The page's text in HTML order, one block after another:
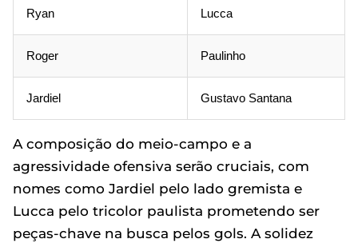
Ryan Lucca
Roger Paulinho
Jardiel Gustavo Santana
A composição do meio-campo e a
agressividade ofensiva serão cruciais, com
nomes como Jardiel pelo lado gremista e
Lucca pelo tricolor paulista prometendo ser
peças-chave na busca pelos gols. A solidez